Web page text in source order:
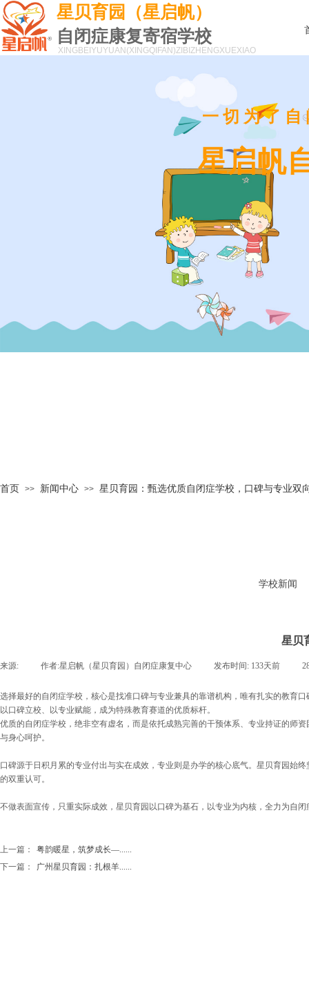
星贝育园（星启帆）
自闭症康复寄宿学校
XINGBEIYUYUAN(XINGQIFAN)ZIBIZHENGXUEXIAO
一切为了
星启帆
首页 >> 新闻中心 >> 星贝育园：甄选优质自闭症学校，口碑与专业双
学校新闻
星贝
来源: 作者:星启帆（星贝育园）自闭症康复中心 发布时间: 133天前
选择最好的自闭症学校，核心是找准口碑与专业兼具的靠谱机构，唯有扎实的教育
以口碑立校、以专业赋能，成为特殊教育赛道的优质标杆。
优质的自闭症学校，绝非空有虚名，而是依托成熟完善的干预体系、专业持证的师
与身心呵护。
口碑源于日积月累的专业付出与实在成效，专业则是办学的核心底气。星贝育园始
的双重认可。
不做表面宣传，只重实际成效，星贝育园以口碑为基石，以专业为内核，全力为自
上一篇：
粤韵暖星，筑梦成长—......
下一篇：
广州星贝育园：扎根羊......